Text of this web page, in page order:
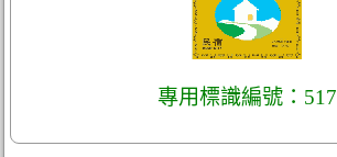
專用標識編號：517